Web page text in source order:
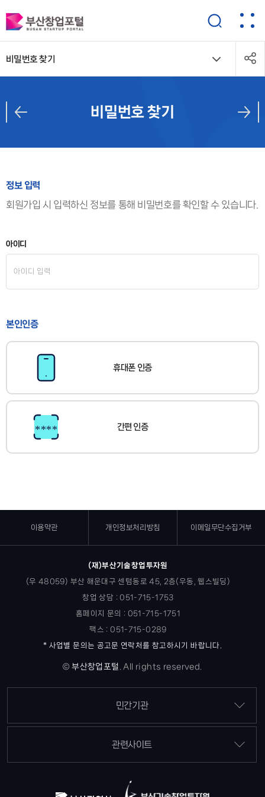
비밀번호 찾기
비밀번호 찾기
정보 입력
회원가입 시 입력하신 정보를 통해 비밀번호를 확인할 수 있습니다.
아이디
본인인증
휴대폰 인증
간편 인증
이용약관 개인정보처리방침 이메일무단수집거부
(재)부산기술창업투자원
(우 48059) 부산 해운대구 센텀동로 45, 2층(우동, 웹스빌딩)
창업 상담 : 051-715-1753
홈페이지 문의 : 051-715-1751
팩스 : 051-715-0289
* 사업별 문의는 공고문 연락처를 참고하시기 바랍니다.
©부산창업포털 All rights reserved.
민간기관
관련사이트